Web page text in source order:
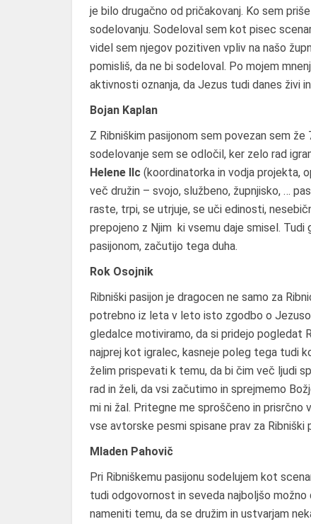
je bilo drugačno od pričakovanj. Ko sem
sodelovanju. Sodeloval sem kot pisec
videl sem njegov pozitiven vpliv na našo
pomisliš, da ne bi sodeloval. Po mojem
aktivnosti oznanja, da Jezus tudi danes živi
Bojan Kaplan
Z Ribniškim pasijonom sem povezan sem
sodelovanje sem se odločil, ker zelo rad
Helene Ilc (koordinatorka in vodja projekta,
več družin – svojo, službeno, župnjisko, …
raste, trpi, se utrjuje, se uči edinosti,
prepojeno z Njim ki vsemu daje smisel.
pasijonom, začutijo tega duha.
Rok Osojnik
Ribniški pasijon je dragocen ne samo za
potrebno iz leta v leto isto zgodbo o
gledalce motiviramo, da si pridejo pogledat
najprej kot igralec, kasneje poleg tega tudi
želim prispevati k temu, da bi čim več ljudi
rad in želi, da vsi začutimo in sprejmemo
mi ni žal. Pritegne me sproščeno in prisrčno
vse avtorske pesmi spisane prav za Ribniški
Mladen Pahovič
Pri Ribniškemu pasijonu sodelujem kot
tudi odgovornost in seveda najboljšo
nameniti temu, da se družim in ustvarjam